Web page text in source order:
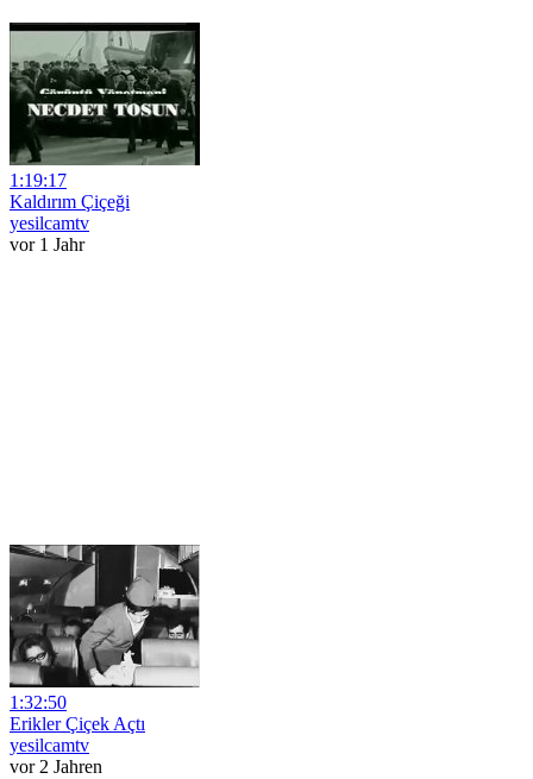
1:19:17
Kaldırım Çiçeği
yesilcamtv
vor 1 Jahr
1:32:50
Erikler Çiçek Açtı
yesilcamtv
vor 2 Jahren